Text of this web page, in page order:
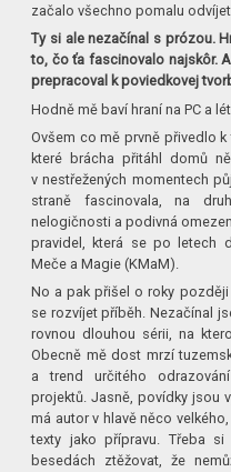
začalo všechno pomalu odvíjet.
Ty si ale nezačínal s prózou.
to, čo ťa fascinovalo najskôr.
prepracoval k poviedkovej
Hodně mě baví hraní na PC a
Ovšem co mě prvně přivedlo
které brácha přitáhl domů
v nestřežených momentech
straně fascinovala, na
nelogičnosti a podivná
pravidel, která se po letech
Meče a Magie (KMaM).
No a pak přišel o roky
se rozvíjet příběh. Nezačínal
rovnou dlouhou sérii, na
Obecně mě dost mrzí
a trend určitého
projektů. Jasně, povídky jsou
má autor v hlavě něco
texty jako přípravu. Třeba
besedách ztěžovat, že